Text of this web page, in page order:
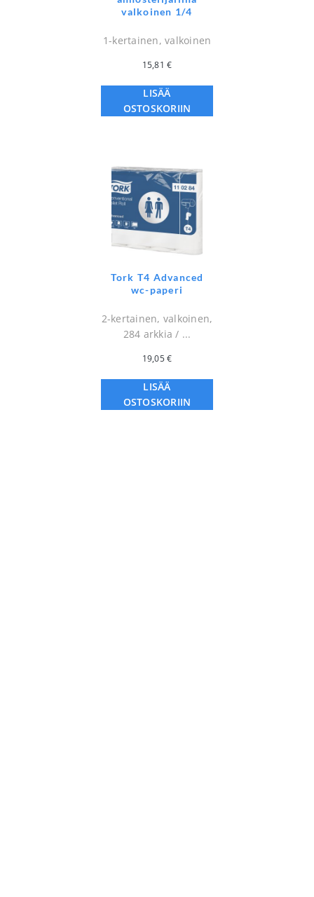
valkoinen 1/4
1-kertainen, valkoinen
15,81€
LISÄÄ
OSTOSKORIIN
Tork T4 Advanced
wc-paperi
2-kertainen, valkoinen,
284 arkkia / ...
19,05€
LISÄÄ
OSTOSKORIIN